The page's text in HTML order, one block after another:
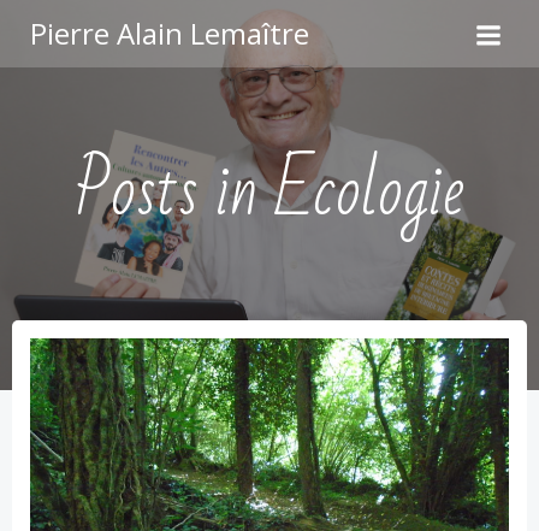
au
contenu
Pierre Alain Lemaître
Posts in Ecologie